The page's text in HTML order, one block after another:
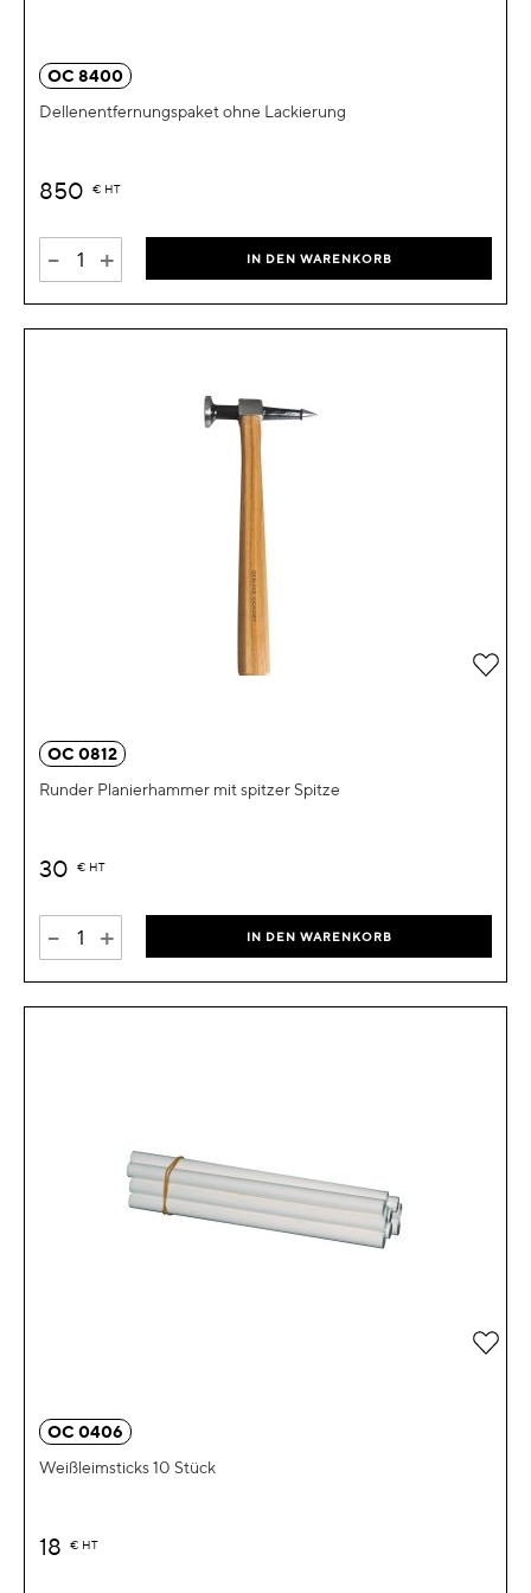
OC 8400
Dellenentfernungspaket ohne Lackierung
850 € HT
- + IN DEN WARENKORB
OC 0812
Runder Planierhammer mit spitzer Spitze
30 € HT
- + IN DEN WARENKORB
Zur
OC 0406
Weißleimsticks 10 Stück
18 € HT
Zur